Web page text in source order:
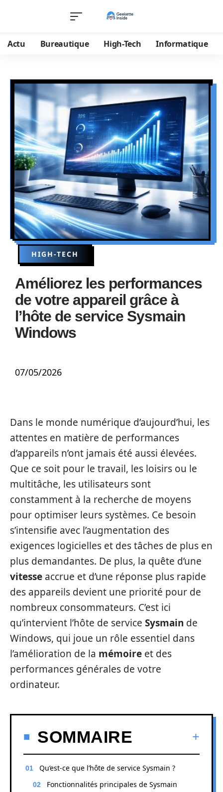
Actu Bureautique High-Tech Informatique
HIGH-TECH
Améliorez les performances
de votre appareil grâce à
l’hôte de service Sysmain
Windows
07/05/2026
Dans le monde numérique d’aujourd’hui, les
attentes en matière de performances
d’appareils n’ont jamais été aussi élevées.
Que ce soit pour le travail, les loisirs ou le
multitâche, les utilisateurs sont
constamment à la recherche de moyens
pour optimiser leurs systèmes. Ce besoin
s’intensifie avec l’augmentation des
exigences logicielles et des tâches de plus en
plus demandantes. De plus, la quête d’une
vitesse accrue et d’une réponse plus rapide
des appareils devient une priorité pour de
nombreux consommateurs. C’est ici
qu’intervient l’hôte de service Sysmain de
Windows, qui joue un rôle essentiel dans
l’amélioration de la mémoire et des
performances générales de votre
ordinateur.
SOMMAIRE
Qu’est-ce que l’hôte de service Sysmain ?
Fonctionnalités principales de Sysmain